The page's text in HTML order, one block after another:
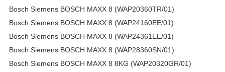
Bosch Siemens BOSCH MAXX 8 (WAP20360TR/01)
Bosch Siemens BOSCH MAXX 8 (WAP24160EE/01)
Bosch Siemens BOSCH MAXX 8 (WAP24361EE/01)
Bosch Siemens BOSCH MAXX 8 (WAP28360SN/01)
Bosch Siemens BOSCH MAXX 8 8KG (WAP20320GR/01)